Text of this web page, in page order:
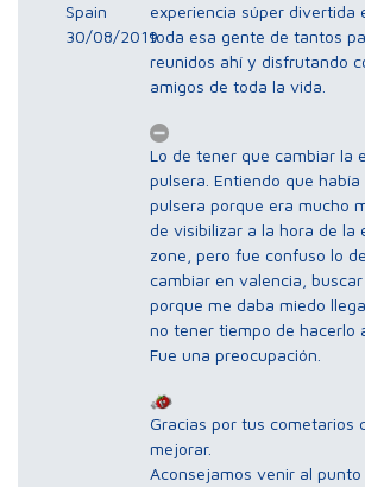
Spain
30/08/2019
experiencia súper divertida
toda esa gente de tantos
reunidos ahí y disfrutando
amigos de toda la vida.
Lo de tener que cambiar la
pulsera. Entiendo que
pulsera porque era mucho
de visibilizar a la hora de la
zone, pero fue confuso lo
cambiar en valencia,
porque me daba miedo
no tener tiempo de hacerlo
Fue una preocupación.
Gracias por tus cometarios
mejorar.
Aconsejamos venir al